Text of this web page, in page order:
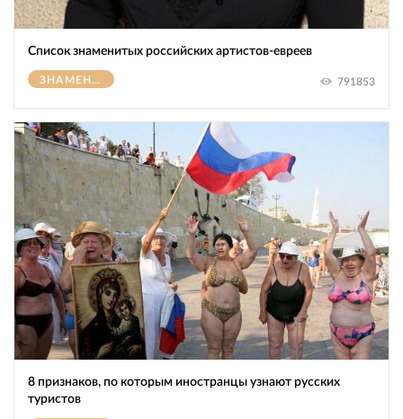
Список знаменитых российских артистов-евреев
ЗНАМЕНИТОСТИ 791853
8 признаков, по которым иностранцы узнают русских
туристов